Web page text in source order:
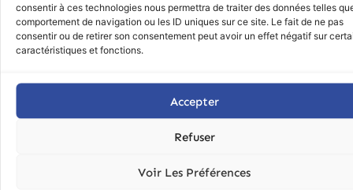
consentir à ces technologies nous permettra de traiter des données telles
comportement de navigation ou les ID uniques sur ce site. Le fait de ne pas
consentir ou de retirer son consentement peut avoir un effet négatif sur
caractéristiques et fonctions.
Accepter
Refuser
Voir Les Préférences
Une écoute attentive du thérapeute va
permettre de venir mettre du sens sur celle-ci,
détail de votre vie afin de trouver la cause de
votre symptôme.
En utilisant cette mise en parole, nous pouvons
par un soin énergétique ou par des expériences